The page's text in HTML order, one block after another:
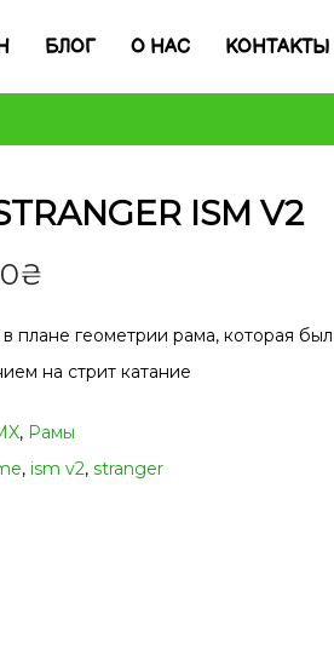
БЛОГ О НАС КОНТАКТЫ
ISM V2
₴
плане геометрии рама, которая
на стрит катание
, Рамы
, ism v2, stranger